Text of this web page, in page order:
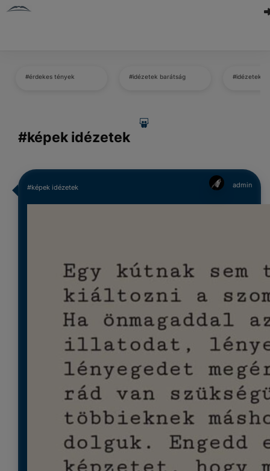
#érdekes tények #idézetek barátság #idézetek
#képek idézetek
#képek idézetek admin